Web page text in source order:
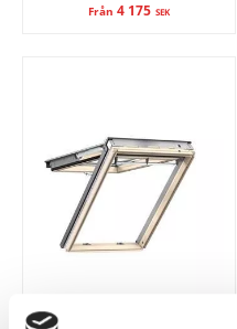
Från 4 175 SEK